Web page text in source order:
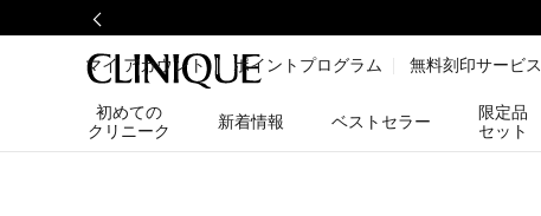
マイ アカウント ポイントプログラム 無料刻印サービス
初めての
クリニーク
新着情報 ベストセラー
限定品
セット